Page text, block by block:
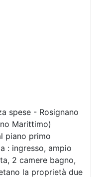
spese - Rosignano
Marittimo)
piano primo
: ingresso, ampio
2 camere bagno,
la proprietà due